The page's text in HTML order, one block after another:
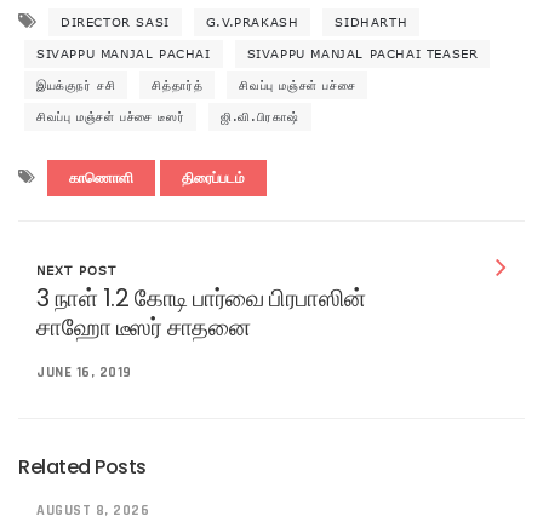
DIRECTOR SASI G.V.PRAKASH SIDHARTH
SIVAPPU MANJAL PACHAI SIVAPPU MANJAL PACHAI TEASER
இயக்குநர் சசி சித்தார்த் சிவப்பு மஞ்சள் பச்சை
சிவப்பு மஞ்சள் பச்சை டீஸர் ஜி.வி.பிரகாஷ்
காணொளி திரைப்படம்
NEXT POST
3 நாள் 1.2 கோடி பார்வை பிரபாஸின்
சாஹோ டீஸர் சாதனை
JUNE 16, 2019
Related Posts
AUGUST 8, 2026